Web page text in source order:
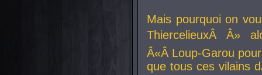
Mais pourquoi on
ThiercelieuxÂ Â»
Â«Â Loup-Garou
que tous ces vilains